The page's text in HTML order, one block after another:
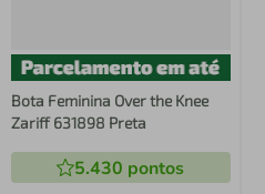
Bota Feminina Over the Knee
Zariff 631898 Preta
5.430 pontos